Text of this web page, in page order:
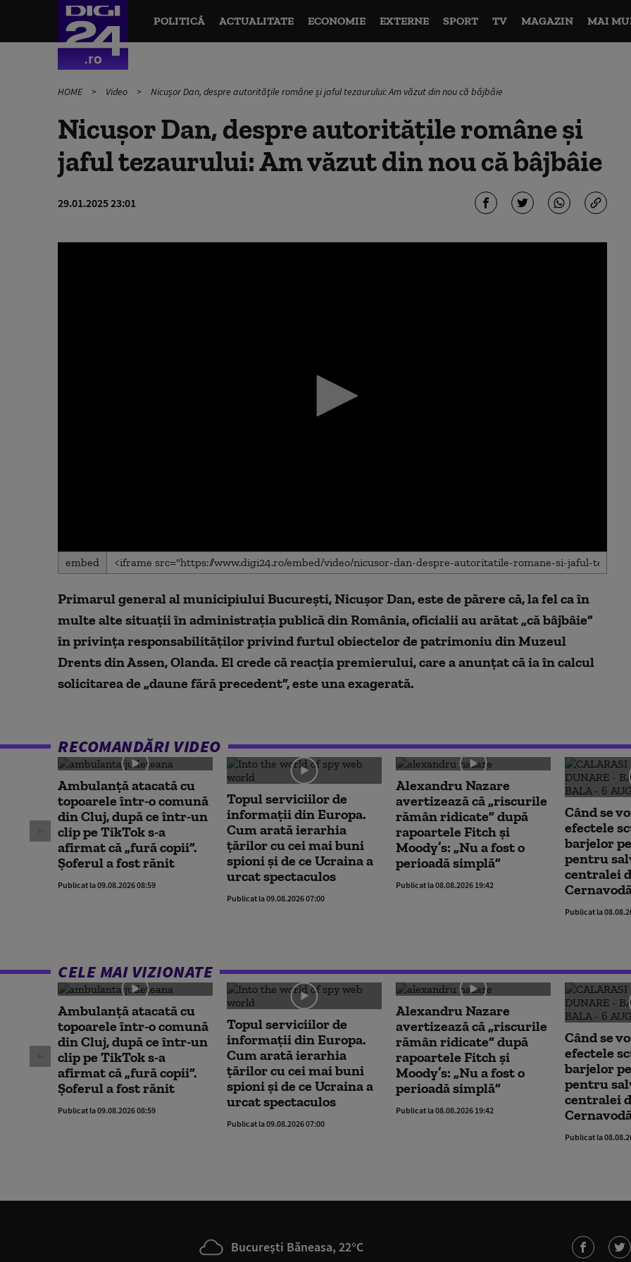
POLITICĂ ACTUALITATE ECONOMIE EXTERNE SPORT TV MAGAZIN MAI
HOME Video Nicuşor Dan, despre autorităţile române și jaful tezaurului: Am văzut din nou că bâjbâie
Nicuşor Dan, despre autorităţile române și
jaful tezaurului: Am văzut din nou că bâjbâie
29.01.2025 23:01
0
seconds
secondsVolume
embed
Primarul general al municipiului Bucureşti, Nicuşor Dan, este de părere că, la fel ca în
multe alte situaţii în administraţia publică din România, oficialii au arătat „că bâjbâie”
în privinţa responsabilităţilor privind furtul obiectelor de patrimoniu din Muzeul
Drents din Assen, Olanda. El crede că reacţia premierului, care a anunţat că ia în calcul
solicitarea de „daune fără precedent”, este una exagerată.
RECOMANDĂRI VIDEO
Ambulanţă atacată cu
topoarele într-o comună
din Cluj, după ce într-un
clip pe TikTok s-a
afirmat că „fură copii”.
Șoferul a fost rănit
Publicat la 09.08.2026 08:59
Topul serviciilor de
informații din Europa.
Cum arată ierarhia
țărilor cu cei mai buni
spioni și de ce Ucraina a
urcat spectaculos
Publicat la 09.08.2026 07:00
Alexandru Nazare
avertizează că „riscurile
rămân ridicate” după
rapoartele Fitch și
Moody’s: „Nu a fost o
perioadă simplă”
Publicat la 08.08.2026 19:42
Când se
efectele
barjelor
pentru
centralei
Publicat la
CELE MAI VIZIONATE
Ambulanţă atacată cu
topoarele într-o comună
din Cluj, după ce într-un
clip pe TikTok s-a
afirmat că „fură copii”.
Șoferul a fost rănit
Publicat la 09.08.2026 08:59
Topul serviciilor de
informații din Europa.
Cum arată ierarhia
țărilor cu cei mai buni
spioni și de ce Ucraina a
urcat spectaculos
Publicat la 09.08.2026 07:00
Alexandru Nazare
avertizează că „riscurile
rămân ridicate” după
rapoartele Fitch și
Moody’s: „Nu a fost o
perioadă simplă”
Publicat la 08.08.2026 19:42
Când se
efectele
barjelor
pentru
centralei
Publicat la
București Băneasa, 22°C